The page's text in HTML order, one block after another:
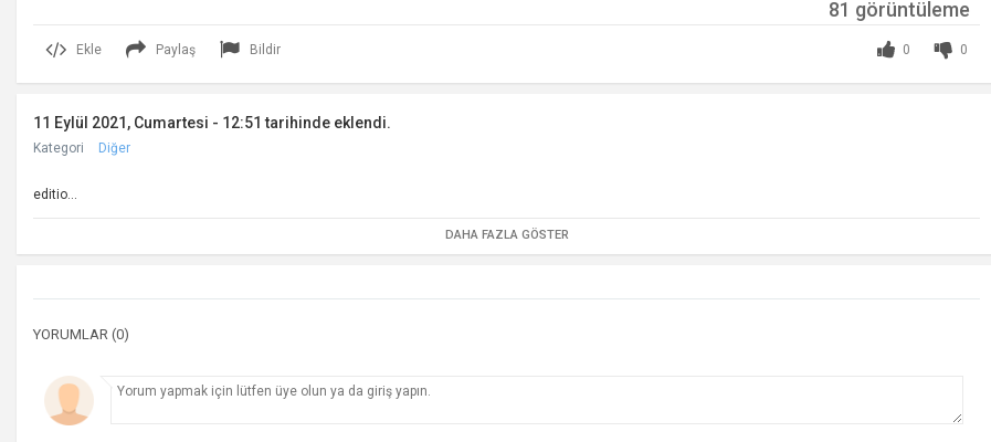
Ekle Paylaş Bildir 0
0
81 görüntüleme
11 Eylül 2021, Cumartesi - 12:51 tarihinde eklendi.
Kategori Diğer
editio...
DAHA FAZLA GÖSTER
YORUMLAR (0)